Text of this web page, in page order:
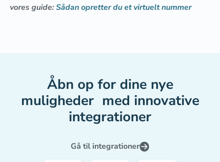
vores guide:Sådan opretter du et virtuelt nummer
Åbn op for dine nye
muligheder med innovative
integrationer
Gå til integrationer